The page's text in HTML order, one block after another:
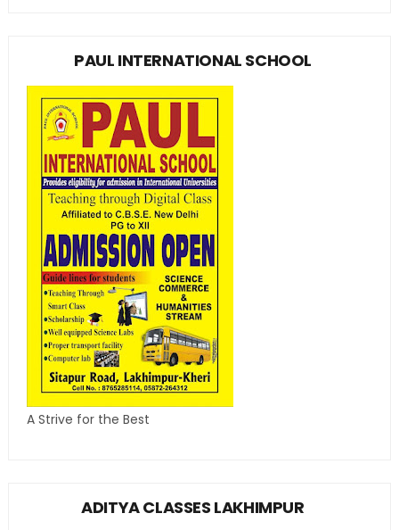
PAUL INTERNATIONAL SCHOOL
A Strive for the Best
ADITYA CLASSES LAKHIMPUR